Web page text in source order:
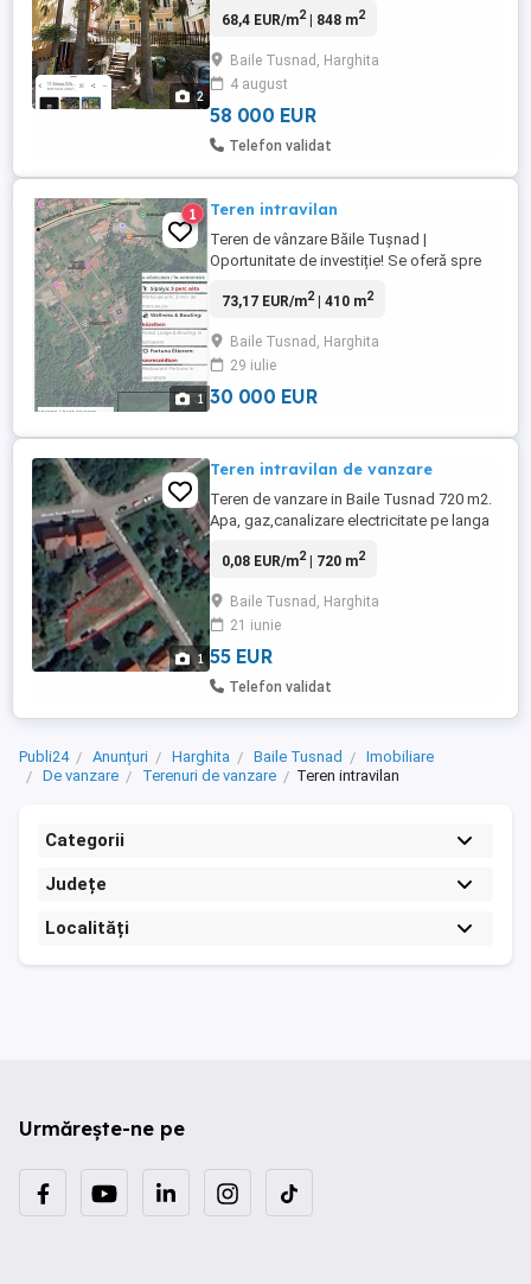
2
dispusa o casa de vacanta de protocol
Proprietatea este intabulata, cu actele in
regula, fara sarcini, iar taxele sunt platite la
zi. Va ...
68,4 EUR/m2| 848 m2
Baile Tusnad, Harghita
4 august
58 000 EUR
Telefon validat
1
1 Teren intravilan
Teren de vânzare Băile Tușnad |
Oportunitate de investiție! Se oferă spre
amplasat într-o zonă liniștită, cu aer curat
Tușnad. Ideal pentru: Casă de vacanță
Cabană Investiție turistică Zonă cu acces
...
73,17 EUR/m2| 410 m2
Baile Tusnad, Harghita
29 iulie
30 000 EUR
1
Teren intravilan de vanzare
Teren de vanzare in Baile Tusnad 720 m2.
Apa, gaz,canalizare electricitate pe langa
fundatie si un nivel .Terenul este pe strada
0,08 EUR/m2| 720 m2
Baile Tusnad, Harghita
21 iunie
55 EUR
Telefon validat
Publi24 Anunțuri Harghita Baile Tusnad
Imobiliare
De vanzare
Terenuri de vanzare Teren intravilan
Categorii
Județe
Localități
Urmărește-ne pe